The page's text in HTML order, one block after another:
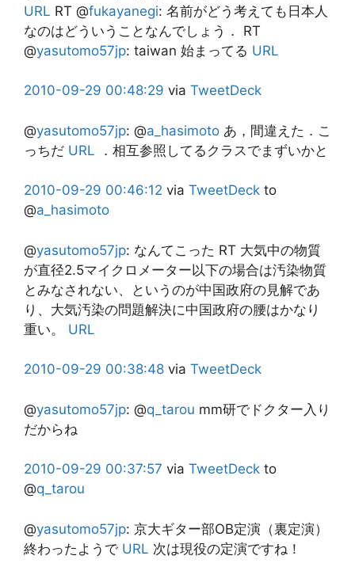
URL RT @fukayanegi: 名前がどう考えても日本人
なのはどういうことなんでしょう． RT
@yasutomo57jp: taiwan 始まってる URL
2010-09-29 00:48:29 via TweetDeck
@yasutomo57jp: @a_hasimoto あ，間違えた．こ
っちだ URL ．相互参照してるクラスでまずいかと
2010-09-29 00:46:12 via TweetDeck to
@a_hasimoto
@yasutomo57jp: なんてこった RT 大気中の物質
が直径2.5マイクロメーター以下の場合は汚染物質
とみなされない、というのが中国政府の見解であ
り、大気汚染の問題解決に中国政府の腰はかなり
重い。 URL
2010-09-29 00:38:48 via TweetDeck
@yasutomo57jp: @q_tarou mm研でドクター入り
だからね
2010-09-29 00:37:57 via TweetDeck to
@q_tarou
@yasutomo57jp: 京大ギター部OB定演（裏定演）
終わったようで URL 次は現役の定演ですね！